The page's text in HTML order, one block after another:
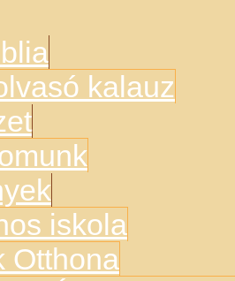
kalauz
iskola
Otthona